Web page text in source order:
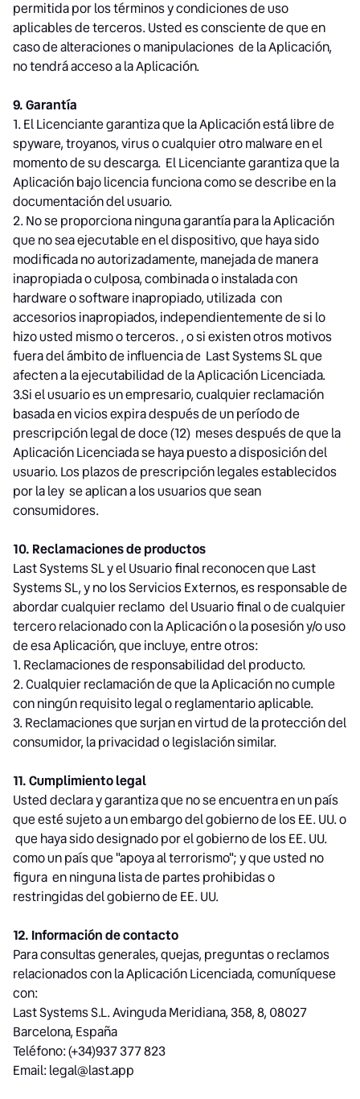
permitida por los términos y condiciones de uso
aplicables de terceros. Usted es consciente de que en
caso de alteraciones o manipulaciones de la Aplicación,
no tendrá acceso a la Aplicación.
9. Garantía
1. El Licenciante garantiza que la Aplicación está libre de
spyware, troyanos, virus o cualquier otro malware en el
momento de su descarga. El Licenciante garantiza que la
Aplicación bajo licencia funciona como se describe en la
documentación del usuario.
2. No se proporciona ninguna garantía para la Aplicación
que no sea ejecutable en el dispositivo, que haya sido
modificada no autorizadamente, manejada de manera
inapropiada o culposa, combinada o instalada con
hardware o software inapropiado, utilizada con
accesorios inapropiados, independientemente de si lo
hizo usted mismo o terceros. , o si existen otros motivos
fuera del ámbito de influencia de Last Systems SL que
afecten a la ejecutabilidad de la Aplicación Licenciada.
3.Si el usuario es un empresario, cualquier reclamación
basada en vicios expira después de un período de
prescripción legal de doce (12) meses después de que la
Aplicación Licenciada se haya puesto a disposición del
usuario. Los plazos de prescripción legales establecidos
por la ley se aplican a los usuarios que sean
consumidores.
10. Reclamaciones de productos
Last Systems SL y el Usuario final reconocen que Last
Systems SL, y no los Servicios Externos, es responsable de
abordar cualquier reclamo del Usuario final o de cualquier
tercero relacionado con la Aplicación o la posesión y/o uso
de esa Aplicación, que incluye, entre otros:
1. Reclamaciones de responsabilidad del producto.
2. Cualquier reclamación de que la Aplicación no cumple
con ningún requisito legal o reglamentario aplicable.
3. Reclamaciones que surjan en virtud de la protección del
consumidor, la privacidad o legislación similar.
11. Cumplimiento legal
Usted declara y garantiza que no se encuentra en un país
que esté sujeto a un embargo del gobierno de los EE. UU. o
que haya sido designado por el gobierno de los EE. UU.
como un país que "apoya al terrorismo"; y que usted no
figura en ninguna lista de partes prohibidas o
restringidas del gobierno de EE. UU.
12. Información de contacto
Para consultas generales, quejas, preguntas o reclamos
relacionados con la Aplicación Licenciada, comuníquese
con:
Last Systems S.L. Avinguda Meridiana, 358, 8, 08027
Barcelona, España
Teléfono: (+34)937 377 823
Email: legal@last.app